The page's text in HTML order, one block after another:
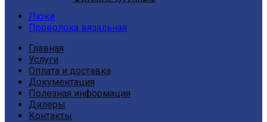
Люки
Проволока вязальная
Главная
Услуги
Оплата и доставка
Документация
Полезная информация
Дилеры
Контакты